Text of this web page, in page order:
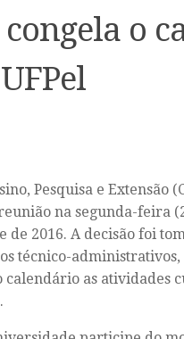
congela o
Pesquisa e Extensão
na segunda-feira
de 2016. A decisão foi
técnico-administrativos,
calendário as atividades